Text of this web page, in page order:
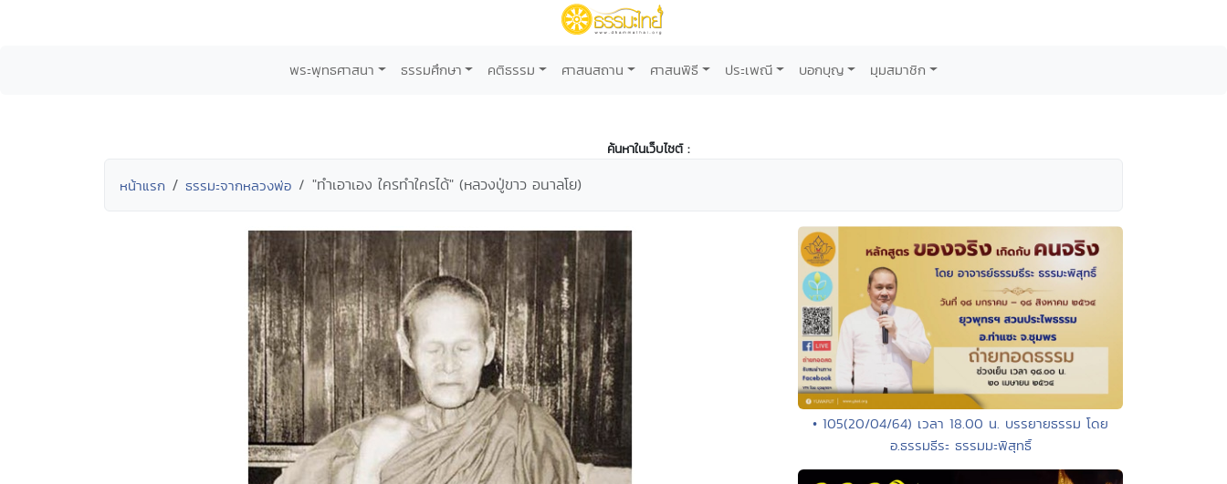
พระพุทธศาสนา ธรรมศึกษา คติธรรม ศาสนสถาน ศาสนพิธี ประเพณี บอกบุญ มุมสมาชิก
ค้นหาในเว็บไซต์ :
หน้าแรก ธรรมะจากหลวงพ่อ "ทำเอาเอง ใครทำใครได้" (หลวงปู่ขาว อนาลโย)
• 105(20/04/64) เวลา 18.00 น. บรรยายธรรม โดย
อ.ธรรมธีระ ธรรมมะพิสุทธิ์